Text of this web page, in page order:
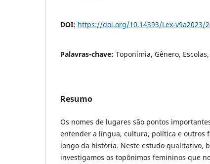
DOI: https://doi.org/10.14393/Lex-v9a2023/
Palavras-chave: Toponímia, Gênero,
Resumo
Os nomes de lugares são pontos
entender a língua, cultura, política e outros
longo da história. Neste estudo qualitativo,
investigamos os topônimos femininos que